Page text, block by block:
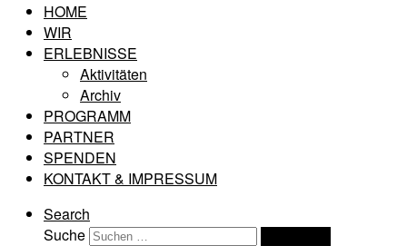
HOME
WIR
ERLEBNISSE
Aktivitäten
Archiv
PROGRAMM
PARTNER
SPENDEN
KONTAKT & IMPRESSUM
Search
Suche